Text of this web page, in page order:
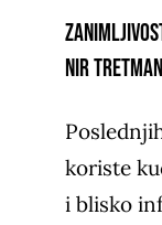
NIR
koriste
i blisko